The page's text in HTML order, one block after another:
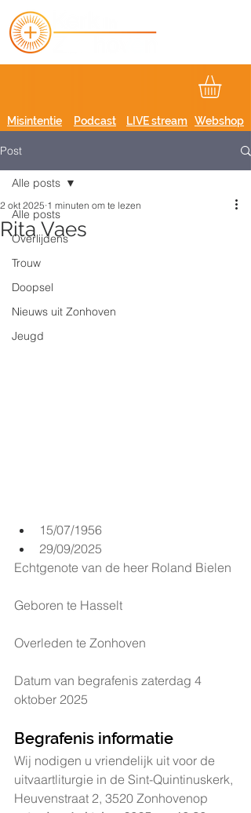
Podcast
Misintentie LIVE stream Webshop
Post
Alle posts
Overlijdens
Trouw
Doopsel
Nieuws uit Zonhoven
Jeugd
Alle posts
Rita Vaes
2 okt 2025 1 minuten om te lezen
15/07/1956
29/09/2025
Echtgenote van de heer Roland Bielen
Geboren te Hasselt
Overleden te Zonhoven
Datum van begrafenis zaterdag 4
oktober 2025
Begrafenis informatie
Wij nodigen u vriendelijk uit voor de
uitvaartliturgie in de Sint-Quintinuskerk,
Heuvenstraat 2, 3520 Zonhovenop